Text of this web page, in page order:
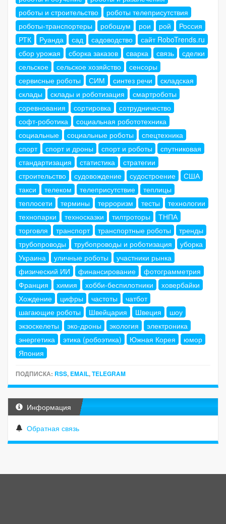
роботы и строительство
роботы телеприсутствия
роботы-транспортеры
робошум рои рой
Россия
РТК
Руанда сад садоводство
сайт RoboTrends.ru
сбор урожая
сборка заказов сварка связь
сделки
сельское
сельское хозяйство
сенсоры
сервисные роботы
СИМ синтез речи
складская
склады
склады и роботизация
смартроботы
соревнования
сортировка
сотрудничество
софт-роботика
социальная робототехника
социальные
социальные роботы
спецтехника
спорт
спорт и дроны спорт и роботы
спутниковая
стандартизация
статистика
стратегии
строительство
судовождение судостроение
США
такси
телеком телеприсутствие
теплицы
теплосети
термины терроризм тесты
технологии
технопарки
техносказки тилтроторы
ТНПА
торговля
транспорт транспортные роботы
тренды
трубопроводы
трубопроводы и роботизация
уборка
Украина
уличные роботы
участники рынка
физический ИИ
финансирование
фотограмметрия
Франция
химия хобби-беспилотники
ховербайки
Хождение
цифры частоты
чатбот
шагающие роботы
Швейцария Швеция
шоу
экзоскелеты
эко-дроны экология
электроника
энергетика
этика (робоэтика) Южная Корея
юмор
Япония
ПОДПИСКА: RSS, EMAIL,TELEGRAM
Информация
Обратная связь